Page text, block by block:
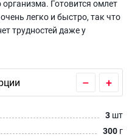
Готовится омлет
легко и быстро, так что
трудностей даже у
– +
3 шт
300 г